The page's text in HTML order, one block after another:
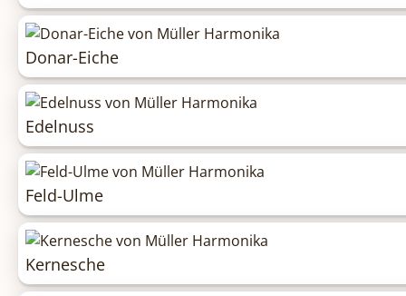
Donar-Eiche
Edelnuss
Feld-Ulme
Kernesche